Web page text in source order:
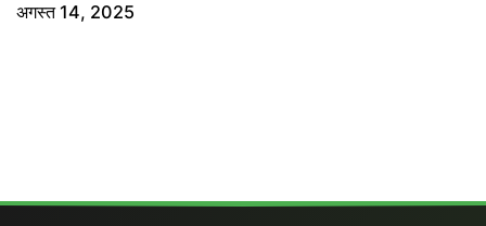
अगस्त 14, 2025